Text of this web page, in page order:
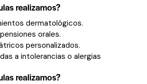
realizamos?
dermatológicos.
orales.
personalizados.
a intolerancias o alergias
realizamos?